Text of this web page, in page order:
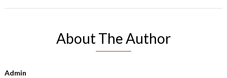
About The Author
Admin